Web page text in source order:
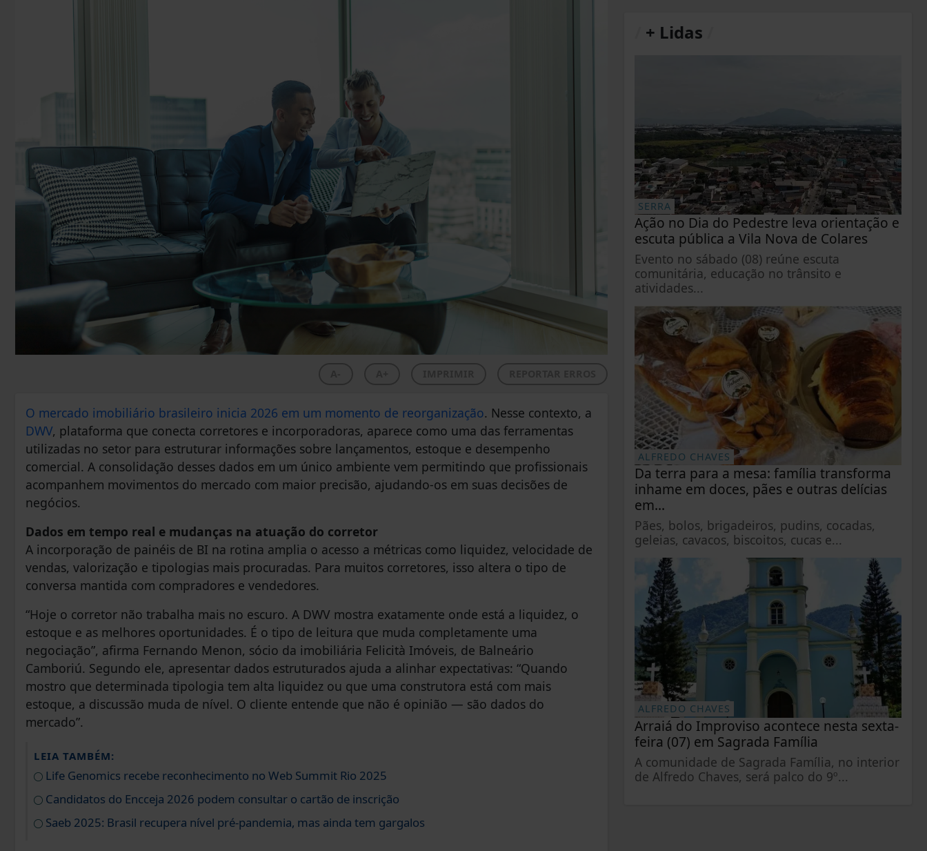
O mercado imobiliário brasileiro inicia 2026 em um momento de reorganização. Nesse contexto, a
DWV, plataforma que conecta corretores e incorporadoras, aparece como uma das ferramentas
utilizadas no setor para estruturar informações sobre lançamentos, estoque e desempenho
comercial. A consolidação desses dados em um único ambiente vem permitindo que profissionais
acompanhem movimentos do mercado com maior precisão, ajudando-os em suas decisões de
negócios.
Dados em tempo real e mudanças na atuação do corretor
A incorporação de painéis de BI na rotina amplia o acesso a métricas como liquidez, velocidade de
vendas, valorização e tipologias mais procuradas. Para muitos corretores, isso altera o tipo de
conversa mantida com compradores e vendedores.
“Hoje o corretor não trabalha mais no escuro. A DWV mostra exatamente onde está a liquidez, o
estoque e as melhores oportunidades. É o tipo de leitura que muda completamente uma
negociação”, afirma Fernando Menon, sócio da imobiliária Felicità Imóveis, de Balneário
Camboriú. Segundo ele, apresentar dados estruturados ajuda a alinhar expectativas: “Quando
mostro que determinada tipologia tem alta liquidez ou que uma construtora está com mais
estoque, a discussão muda de nível. O cliente entende que não é opinião — são dados do
mercado”.
LEIA TAMBÉM:
Life Genomics recebe reconhecimento no Web Summit Rio 2025
Candidatos do Encceja 2026 podem consultar o cartão de inscrição
Saeb 2025: Brasil recupera nível pré-pandemia, mas ainda tem gargalos
+ Lidas
SERRA
Ação no Dia do Pedestre leva orientação e
escuta pública a Vila Nova de Colares
Evento no sábado (08) reúne escuta
comunitária, educação no trânsito e
atividades...
ALFREDO CHAVES
Da terra para a mesa: família transforma
inhame em doces, pães e outras delícias
em...
Pães, bolos, brigadeiros, pudins, cocadas,
geleias, cavacos, biscoitos, cucas e...
ALFREDO CHAVES
Arraiá do Improviso acontece nesta sexta-
feira (07) em Sagrada Família
A comunidade de Sagrada Família, no interior
de Alfredo Chaves, será palco do 9º...